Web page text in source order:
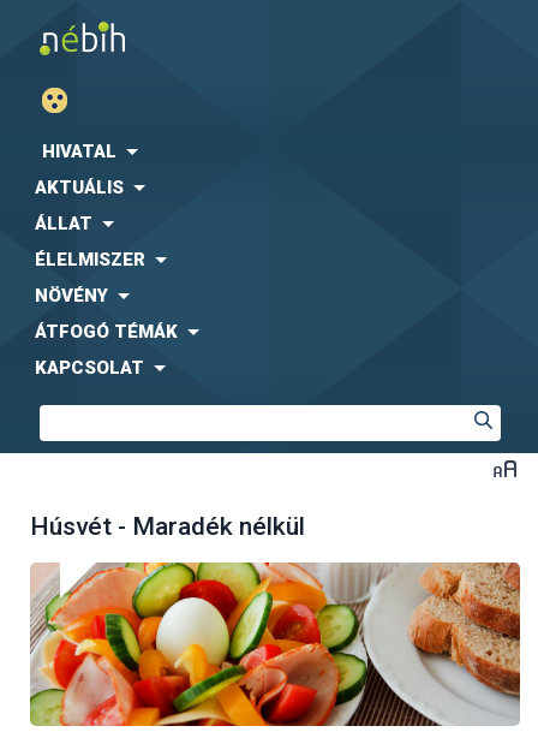
HIVATAL
AKTUÁLIS
ÁLLAT
ÉLELMISZER
NÖVÉNY
ÁTFOGÓ TÉMÁK
KAPCSOLAT
Húsvét - Maradék nélkül